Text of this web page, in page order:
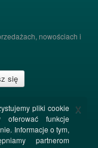
nowościach i
się
/ Wszystkie prawa
x
pliki cookie
funkcje
Informacje o tym,
partnerom